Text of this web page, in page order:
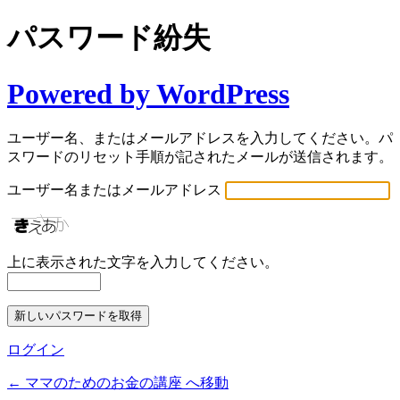
パスワード紛失
Powered by WordPress
ユーザー名、またはメールアドレスを入力してください。パ
スワードのリセット手順が記されたメールが送信されます。
ユーザー名またはメールアドレス
上に表示された文字を入力してください。
ログイン
← ママのためのお金の講座 へ移動